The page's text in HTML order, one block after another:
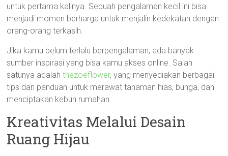
untuk pertama kalinya. Sebuah pengalaman kecil ini bisa
menjadi momen berharga untuk menjalin kedekatan dengan
orang-orang terkasih.
Jika kamu belum terlalu berpengalaman, ada banyak
sumber inspirasi yang bisa kamu akses online. Salah
satunya adalahthezoeflower, yang menyediakan berbagai
tips dan panduan untuk merawat tanaman hias, bunga, dan
menciptakan kebun rumahan.
Kreativitas Melalui Desain
Ruang Hijau